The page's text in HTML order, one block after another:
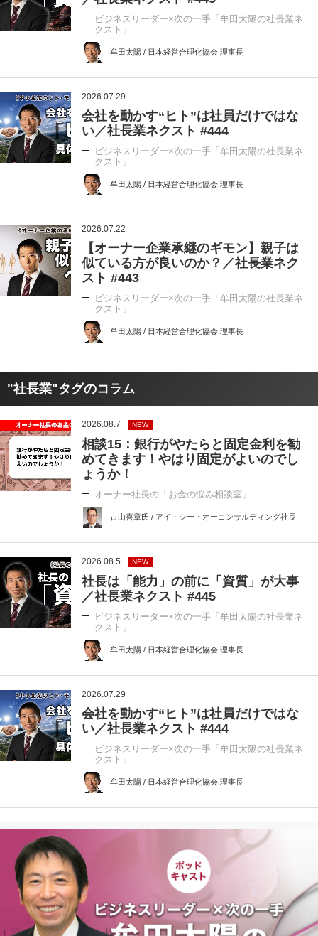
ビジネスリーダー×次の一手「牟田太陽の社長業ネ
クスト」
牟田太陽 / 日本経営合理化協会 理事長
2026.07.29
会社を動かす“ヒト”は社員だけではな
い／社長業ネクスト #444
ビジネスリーダー×次の一手「牟田太陽の社長業ネ
クスト」
牟田太陽 / 日本経営合理化協会 理事長
2026.07.22
【オーナー企業承継のギモン】親子は
似ている方が良いのか？／社長業ネク
スト #443
ビジネスリーダー×次の一手「牟田太陽の社長業ネ
クスト」
牟田太陽 / 日本経営合理化協会 理事長
"社長業"タグのコラム
2026.08.7 NEW
相談15：銀行がやたらと固定金利を勧
めてきます！やはり固定がよいのでし
ょうか！
オーナー社長の「お金の悩み相談室」
古山喜章氏 / アイ・シー・オーコンサルティング社長
2026.08.5 NEW
社長は「能力」の前に「資質」が大事
／社長業ネクスト #445
ビジネスリーダー×次の一手「牟田太陽の社長業ネ
クスト」
牟田太陽 / 日本経営合理化協会 理事長
2026.07.29
会社を動かす“ヒト”は社員だけではな
い／社長業ネクスト #444
ビジネスリーダー×次の一手「牟田太陽の社長業ネ
クスト」
牟田太陽 / 日本経営合理化協会 理事長